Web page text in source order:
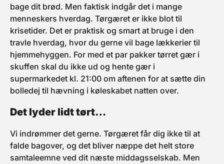
sammen til en blød, smidig
og sammenhængende dej.
Del dejen i to og rul hver
portion ud på et meldrysset
bord til en tykkelse på 2-3
mm. Læg hver bund på en
bageplade beklædt med
bagepapir. Top fx med
tomatsauce, ost og ønsket
fyld. Bag pizzaerne i ca. 12-
gennembagt. TIP: Brug også
dejen til pizzasnegle og
pølsehorn til madpakken.
bage dit brød. Men faktisk indgår det i mange
menneskers hverdag. Tørgæret er ikke blot til
krisetider. Det er praktisk og smart at bruge i den
travle hverdag, hvor du gerne vil bage lækkerier til
hjemmehyggen. For med et par pakker tørret gær i
skuffen skal du ikke ud og hente gær i
supermarkedet kl. 21:00 om aftenen for at sætte din
bolledej til hævning i køleskabet natten over.
Det lyder lidt tørt…
Vi indrømmer det gerne. Tørgæret får dig ikke til at
falde bagover, og det bliver næppe det helt store
samtaleemne ved dit næste middagsselskab. Men